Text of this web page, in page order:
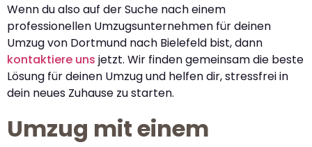
Wenn du also auf der Suche nach einem
professionellen Umzugsunternehmen für deinen
Umzug von Dortmund nach Bielefeld bist, dann
kontaktiere uns jetzt. Wir finden gemeinsam die beste
Lösung für deinen Umzug und helfen dir, stressfrei in
dein neues Zuhause zu starten.
Umzug mit einem